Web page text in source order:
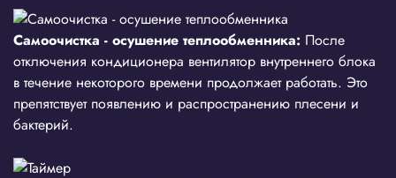
Самоочистка - осушение теплообменника: После
отключения кондиционера вентилятор внутреннего блока
в течение некоторого времени продолжает работать. Это
препятствует появлению и распространению плесени и
бактерий.